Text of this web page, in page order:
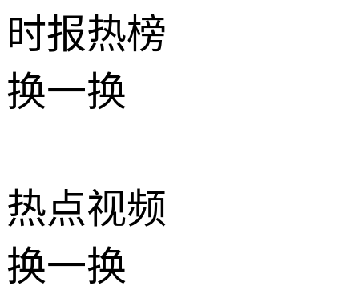
时报热榜
换一换
热点视频
换一换